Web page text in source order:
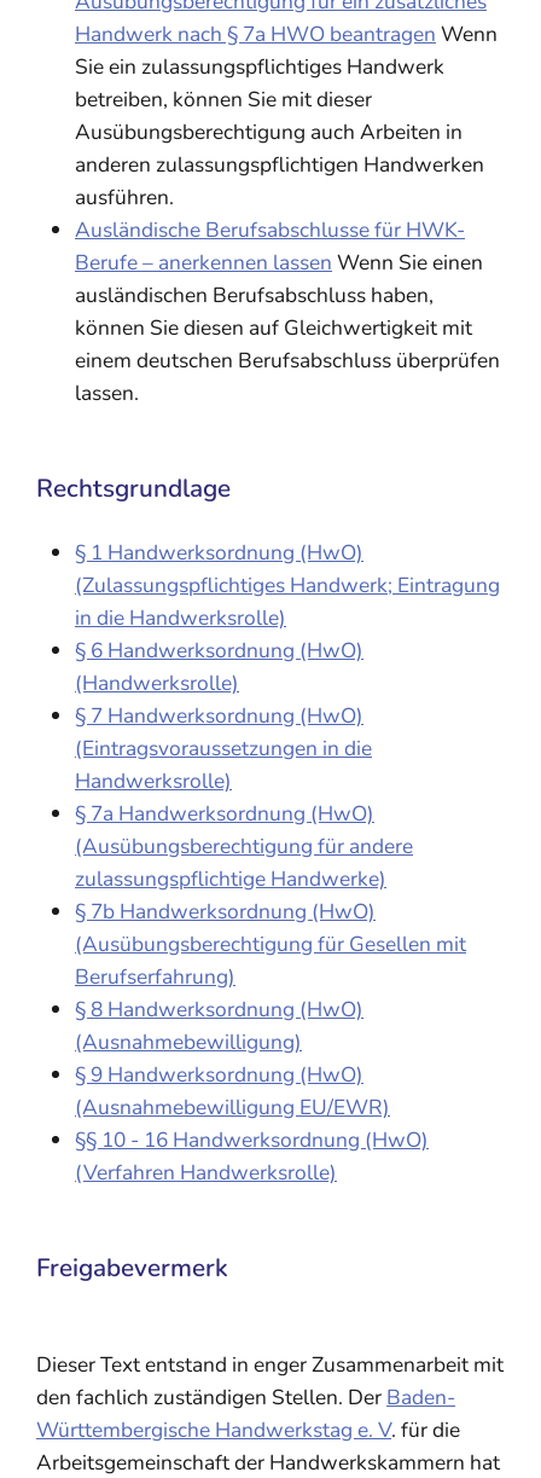
Handwerk nach § 7a HWO beantragen Wenn
Sie ein zulassungspflichtiges Handwerk
betreiben, können Sie mit dieser
Ausübungsberechtigung auch Arbeiten in
anderen zulassungspflichtigen Handwerken
ausführen.
Ausländische Berufsabschlusse für HWK-
Berufe – anerkennen lassen Wenn Sie einen
ausländischen Berufsabschluss haben,
können Sie diesen auf Gleichwertigkeit mit
einem deutschen Berufsabschluss überprüfen
lassen.
Rechtsgrundlage
§ 1 Handwerksordnung (HwO)
(Zulassungspflichtiges Handwerk; Eintragung
in die Handwerksrolle)
§ 6 Handwerksordnung (HwO)
(Handwerksrolle)
§ 7 Handwerksordnung (HwO)
(Eintragsvoraussetzungen in die
Handwerksrolle)
§ 7a Handwerksordnung (HwO)
(Ausübungsberechtigung für andere
zulassungspflichtige Handwerke)
§ 7b Handwerksordnung (HwO)
(Ausübungsberechtigung für Gesellen mit
Berufserfahrung)
§ 8 Handwerksordnung (HwO)
(Ausnahmebewilligung)
§ 9 Handwerksordnung (HwO)
(Ausnahmebewilligung EU/EWR)
§§ 10 - 16 Handwerksordnung (HwO)
(Verfahren Handwerksrolle)
Freigabevermerk
Dieser Text entstand in enger Zusammenarbeit mit
den fachlich zuständigen Stellen. Der Baden-
Württembergische Handwerkstag e. V. für die
Arbeitsgemeinschaft der Handwerkskammern hat